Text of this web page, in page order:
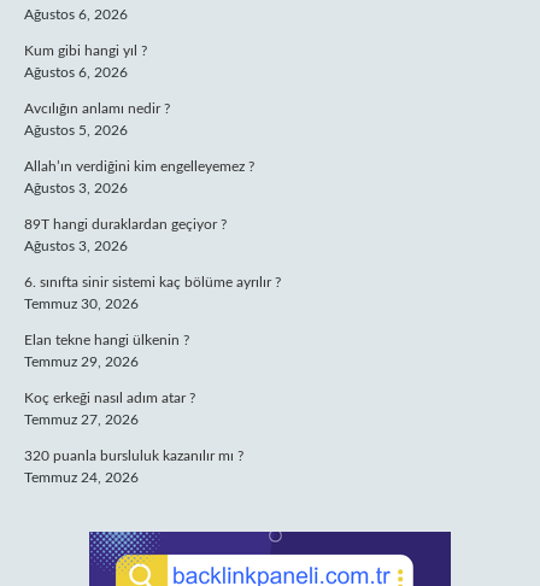
Ağustos 6, 2026
Kum gibi hangi yıl ?
Ağustos 6, 2026
Avcılığın anlamı nedir ?
Ağustos 5, 2026
Allah’ın verdiğini kim engelleyemez ?
Ağustos 3, 2026
89T hangi duraklardan geçiyor ?
Ağustos 3, 2026
6. sınıfta sinir sistemi kaç bölüme ayrılır ?
Temmuz 30, 2026
Elan tekne hangi ülkenin ?
Temmuz 29, 2026
Koç erkeği nasıl adım atar ?
Temmuz 27, 2026
320 puanla bursluluk kazanılır mı ?
Temmuz 24, 2026